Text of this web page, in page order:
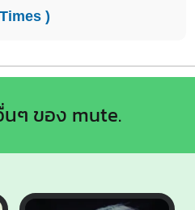
)
ๆ ของ mute.